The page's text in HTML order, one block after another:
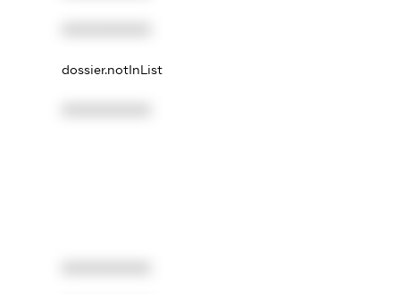
dossier.notInList